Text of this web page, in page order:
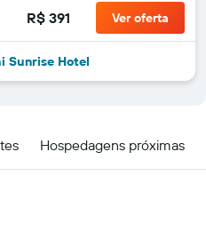
R$ 391 Ver oferta
Sunrise Hotel
Hospedagens próximas